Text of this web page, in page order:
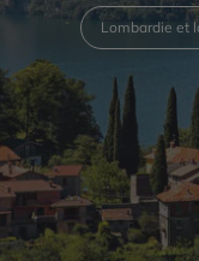
Lombardie et